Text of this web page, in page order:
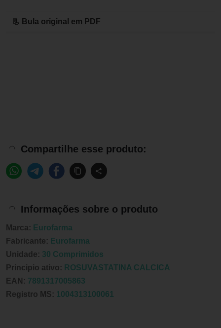
📃 Bula original em PDF
Compartilhe esse produto:
Informações sobre o produto
Marca: Eurofarma
Fabricante: Eurofarma
Unidade: 30 Comprimidos
Principio ativo: ROSUVASTATINA CALCICA
EAN: 7891317005863
Registro MS: 1004313100061